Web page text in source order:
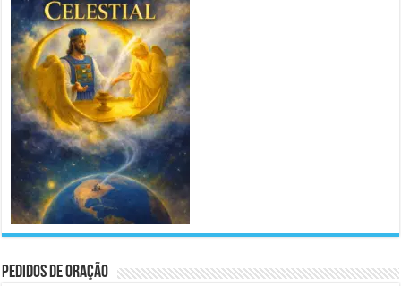
Pedidos de Oração